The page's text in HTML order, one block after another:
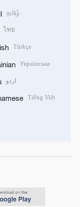
தமிழ்
ไทย
Türkçe
Українська
اردو
Tiếng Việt